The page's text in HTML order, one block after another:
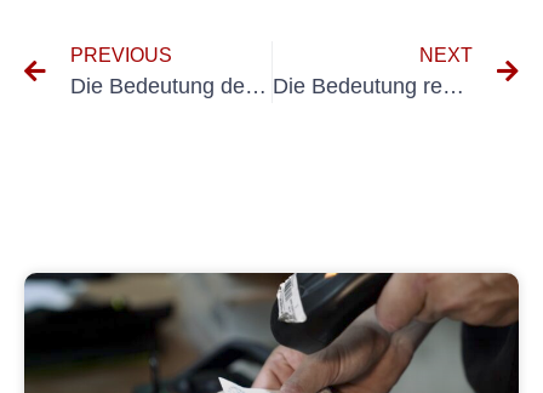
PREVIOUS
Die Bedeutung des Testens tragbarer Geräte in der Möbelindustrie
NEXT
Die Bedeutung regelmäßiger Inspektionen für ortsveränderliche Anlagen